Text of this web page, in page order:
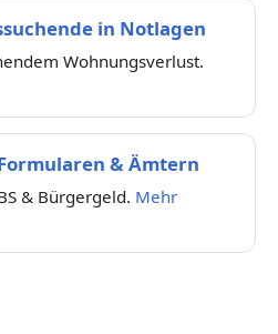
in Notlagen
Wohnungsverlust.
& Ämtern
& Bürgergeld. Mehr